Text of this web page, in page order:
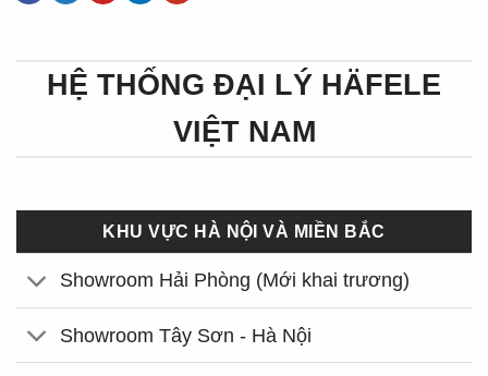
HỆ THỐNG ĐẠI LÝ HÄFELE
VIỆT NAM
KHU VỰC HÀ NỘI VÀ MIỀN BẮC
Showroom Hải Phòng (Mới khai trương)
Showroom Tây Sơn - Hà Nội